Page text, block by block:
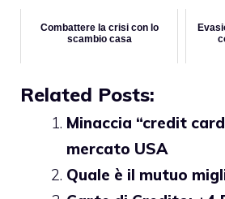
Combattere la crisi con lo
scambio casa
Related Posts:
Minaccia “credit
mercato USA
Quale è il mutuo